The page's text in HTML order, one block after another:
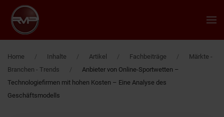
Zum Hauptinhalt springen
Home Inhalte Artikel Fachbeiträge
Märkte -
Branchen - Trends
Anbieter von Online-Sportwetten –
Technologiefirmen mit hohen Kosten – Eine Analyse des
Geschäftsmodells